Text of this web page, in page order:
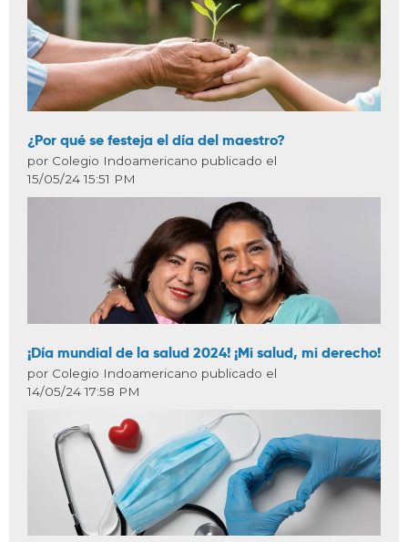
¿Por qué se festeja el día del maestro?
por Colegio Indoamericano publicado el
15/05/24 15:51 PM
¡Día mundial de la salud 2024! ¡Mi salud, mi derecho!
por Colegio Indoamericano publicado el
14/05/24 17:58 PM